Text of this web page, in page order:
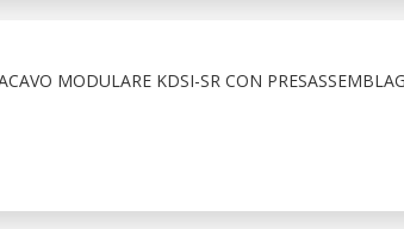
MODULARE KDSI-SR CON